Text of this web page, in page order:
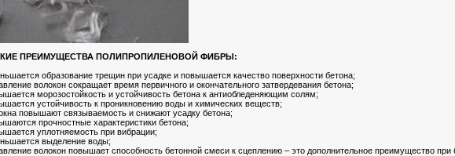
ПРЕИМУЩЕСТВА ПОЛИПРОПИЛЕНОВОЙ ФИБРЫ:
образование трещин при усадке и повышается качество поверхности бетона;
волокон сокращает время первичного и окончательного затвердевания бетона;
морозостойкость и устойчивость бетона к антиобледеняющим солям;
устойчивость к проникновению воды и химических веществ;
повышают связываемость и снижают усадку бетона;
прочностные характеристики бетона;
уплотняемость при вибрации;
выделение воды;
волокон повышает способность бетонной смеси к сцеплению – это дополнительное преимущество при